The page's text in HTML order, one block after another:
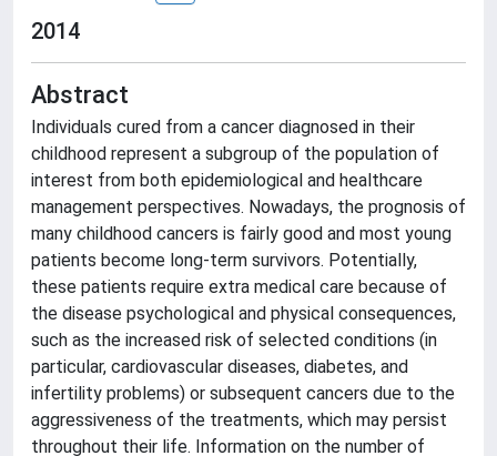
2014
Abstract
Individuals cured from a cancer diagnosed in their
childhood represent a subgroup of the population of
interest from both epidemiological and healthcare
management perspectives. Nowadays, the prognosis of
many childhood cancers is fairly good and most young
patients become long-term survivors. Potentially,
these patients require extra medical care because of
the disease psychological and physical consequences,
such as the increased risk of selected conditions (in
particular, cardiovascular diseases, diabetes, and
infertility problems) or subsequent cancers due to the
aggressiveness of the treatments, which may persist
throughout their life. Information on the number of